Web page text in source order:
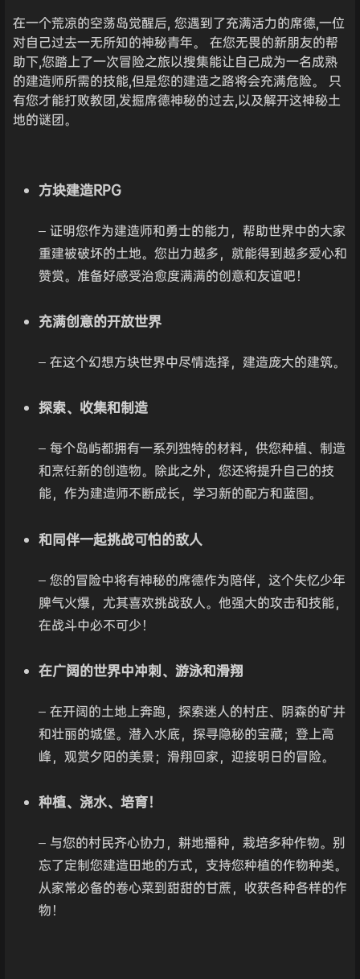
在一个荒凉的空荡岛觉醒后, 您遇到了充满活力的席德,一位
对自己过去一无所知的神秘青年。 在您无畏的新朋友的帮
助下,您踏上了一次冒险之旅以搜集能让自己成为一名成熟
的建造师所需的技能,但是您的建造之路将会充满危险。 只
有您才能打败教团,发掘席德神秘的过去,以及解开这神秘土
地的谜团。
方块建造RPG
– 证明您作为建造师和勇士的能力，帮助世界中的大家
重建被破坏的土地。您出力越多，就能得到越多爱心和
赞赏。准备好感受治愈度满满的创意和友谊吧！
充满创意的开放世界
– 在这个幻想方块世界中尽情选择，建造庞大的建筑。
探索、收集和制造
– 每个岛屿都拥有一系列独特的材料，供您种植、制造
和烹饪新的创造物。除此之外，您还将提升自己的技
能，作为建造师不断成长，学习新的配方和蓝图。
和同伴一起挑战可怕的敌人
– 您的冒险中将有神秘的席德作为陪伴，这个失忆少年
脾气火爆，尤其喜欢挑战敌人。他强大的攻击和技能，
在战斗中必不可少！
在广阔的世界中冲刺、游泳和滑翔
– 在开阔的土地上奔跑，探索迷人的村庄、阴森的矿井
和壮丽的城堡。潜入水底，探寻隐秘的宝藏；登上高
峰，观赏夕阳的美景；滑翔回家，迎接明日的冒险。
种植、浇水、培育！
– 与您的村民齐心协力，耕地播种，栽培多种作物。别
忘了定制您建造田地的方式，支持您种植的作物种类。
从家常必备的卷心菜到甜甜的甘蔗，收获各种各样的作
物！